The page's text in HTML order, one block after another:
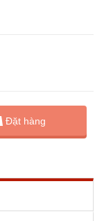
Đặt hàng